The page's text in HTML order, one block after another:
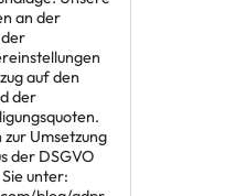
an der
auf den
der
Umsetzung
der DSGVO
unter: